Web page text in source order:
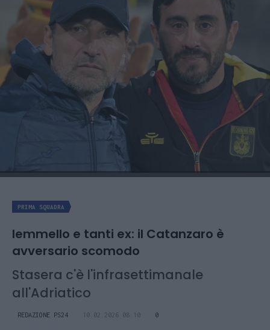
PRIMA SQUADRA
Iemmello e tanti ex: il Catanzaro è
avversario scomodo
Stasera c'è l'infrasettimanale
all'Adriatico
REDAZIONE PS24 10.02.2026 08:10 0